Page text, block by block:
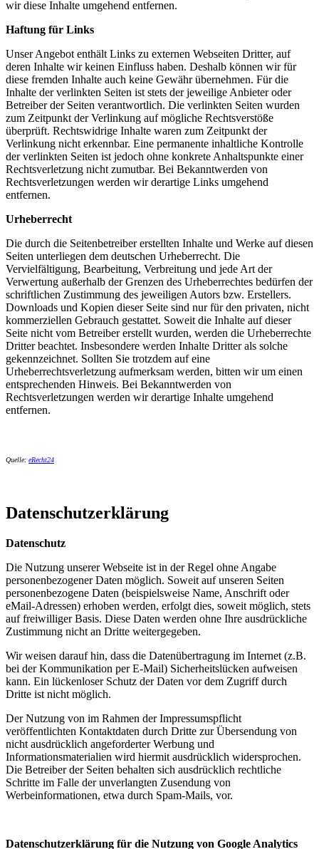
wir diese Inhalte umgehend entfernen.
Haftung für Links
Unser Angebot enthält Links zu externen Webseiten Dritter, auf
deren Inhalte wir keinen Einfluss haben. Deshalb können wir für
diese fremden Inhalte auch keine Gewähr übernehmen. Für die
Inhalte der verlinkten Seiten ist stets der jeweilige Anbieter oder
Betreiber der Seiten verantwortlich. Die verlinkten Seiten wurden
zum Zeitpunkt der Verlinkung auf mögliche Rechtsverstöße
überprüft. Rechtswidrige Inhalte waren zum Zeitpunkt der
Verlinkung nicht erkennbar. Eine permanente inhaltliche Kontrolle
der verlinkten Seiten ist jedoch ohne konkrete Anhaltspunkte einer
Rechtsverletzung nicht zumutbar. Bei Bekanntwerden von
Rechtsverletzungen werden wir derartige Links umgehend
entfernen.
Urheberrecht
Die durch die Seitenbetreiber erstellten Inhalte und Werke auf diesen
Seiten unterliegen dem deutschen Urheberrecht. Die
Vervielfältigung, Bearbeitung, Verbreitung und jede Art der
Verwertung außerhalb der Grenzen des Urheberrechtes bedürfen der
schriftlichen Zustimmung des jeweiligen Autors bzw. Erstellers.
Downloads und Kopien dieser Seite sind nur für den privaten, nicht
kommerziellen Gebrauch gestattet. Soweit die Inhalte auf dieser
Seite nicht vom Betreiber erstellt wurden, werden die Urheberrechte
Dritter beachtet. Insbesondere werden Inhalte Dritter als solche
gekennzeichnet. Sollten Sie trotzdem auf eine
Urheberrechtsverletzung aufmerksam werden, bitten wir um einen
entsprechenden Hinweis. Bei Bekanntwerden von
Rechtsverletzungen werden wir derartige Inhalte umgehend
entfernen.
Quelle: eRecht24
Datenschutzerklärung
Datenschutz
Die Nutzung unserer Webseite ist in der Regel ohne Angabe
personenbezogener Daten möglich. Soweit auf unseren Seiten
personenbezogene Daten (beispielsweise Name, Anschrift oder
eMail-Adressen) erhoben werden, erfolgt dies, soweit möglich, stets
auf freiwilliger Basis. Diese Daten werden ohne Ihre ausdrückliche
Zustimmung nicht an Dritte weitergegeben.
Wir weisen darauf hin, dass die Datenübertragung im Internet (z.B.
bei der Kommunikation per E-Mail) Sicherheitslücken aufweisen
kann. Ein lückenloser Schutz der Daten vor dem Zugriff durch
Dritte ist nicht möglich.
Der Nutzung von im Rahmen der Impressumspflicht
veröffentlichten Kontaktdaten durch Dritte zur Übersendung von
nicht ausdrücklich angeforderter Werbung und
Informationsmaterialien wird hiermit ausdrücklich widersprochen.
Die Betreiber der Seiten behalten sich ausdrücklich rechtliche
Schritte im Falle der unverlangten Zusendung von
Werbeinformationen, etwa durch Spam-Mails, vor.
Datenschutzerklärung für die Nutzung von Google Analytics